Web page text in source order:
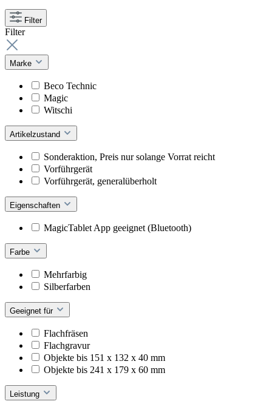
Filter
Filter
Marke
Beco Technic
Magic
Witschi
Artikelzustand
Sonderaktion, Preis nur solange Vorrat reicht
Vorführgerät
Vorführgerät, generalüberholt
Eigenschaften
MagicTablet App geeignet (Bluetooth)
Farbe
Mehrfarbig
Silberfarben
Geeignet für
Flachfräsen
Flachgravur
Objekte bis 151 x 132 x 40 mm
Objekte bis 241 x 179 x 60 mm
Leistung